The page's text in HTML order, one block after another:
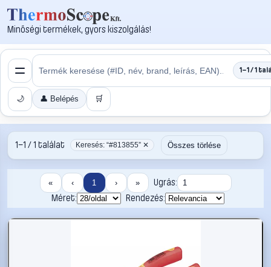
Minőségi termékek, gyors kiszolgálás!
1–1 / 1
🌙 👤 Belépés 🛒
1–1 / 1 találat Keresés: “#813855” ✕ Összes törlése
« ‹ 1 › »
Ugrás:
Méret:
Rendezés: